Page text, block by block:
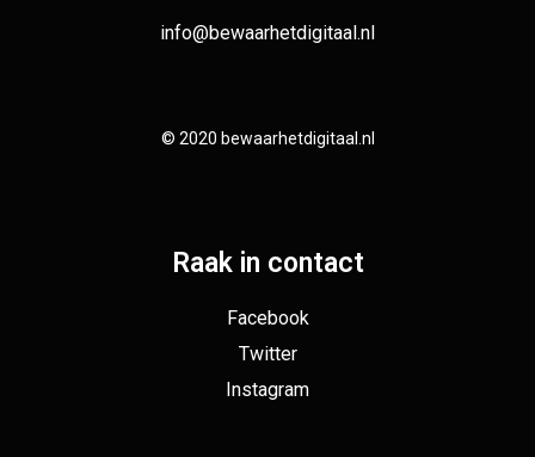
info@bewaarhetdigitaal.nl
© 2020 bewaarhetdigitaal.nl
Raak in contact
Facebook
Twitter
Instagram